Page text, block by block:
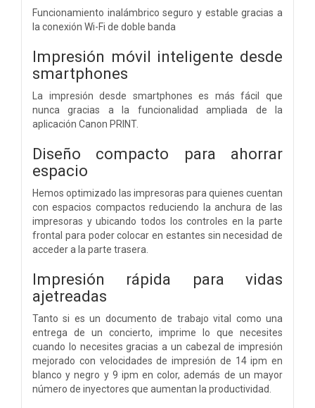
Funcionamiento inalámbrico seguro y estable gracias a
la conexión Wi-Fi de doble banda
Impresión móvil inteligente desde
smartphones
La impresión desde smartphones es más fácil que
nunca gracias a la funcionalidad ampliada de la
aplicación Canon PRINT.
Diseño compacto para ahorrar
espacio
Hemos optimizado las impresoras para quienes cuentan
con espacios compactos reduciendo la anchura de las
impresoras y ubicando todos los controles en la parte
frontal para poder colocar en estantes sin necesidad de
acceder a la parte trasera.
Impresión rápida para vidas
ajetreadas
Tanto si es un documento de trabajo vital como una
entrega de un concierto, imprime lo que necesites
cuando lo necesites gracias a un cabezal de impresión
mejorado con velocidades de impresión de 14 ipm en
blanco y negro y 9 ipm en color, además de un mayor
número de inyectores que aumentan la productividad.